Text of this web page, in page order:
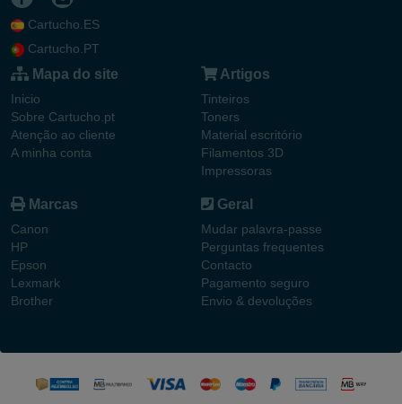
Cartucho.ES
Cartucho.PT
Mapa do site
Inicio
Sobre Cartucho.pt
Atenção ao cliente
A minha conta
Artigos
Tinteiros
Toners
Material escritório
Filamentos 3D
Impressoras
Marcas
Canon
HP
Epson
Lexmark
Brother
Geral
Mudar palavra-passe
Perguntas frequentes
Contacto
Pagamento seguro
Envio & devoluções